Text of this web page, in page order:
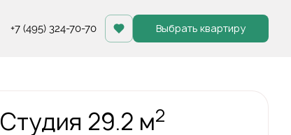
+7 (495) 324-70-70 Выбрать квартиру
Квартира забронирована
Студия 29.2 м2